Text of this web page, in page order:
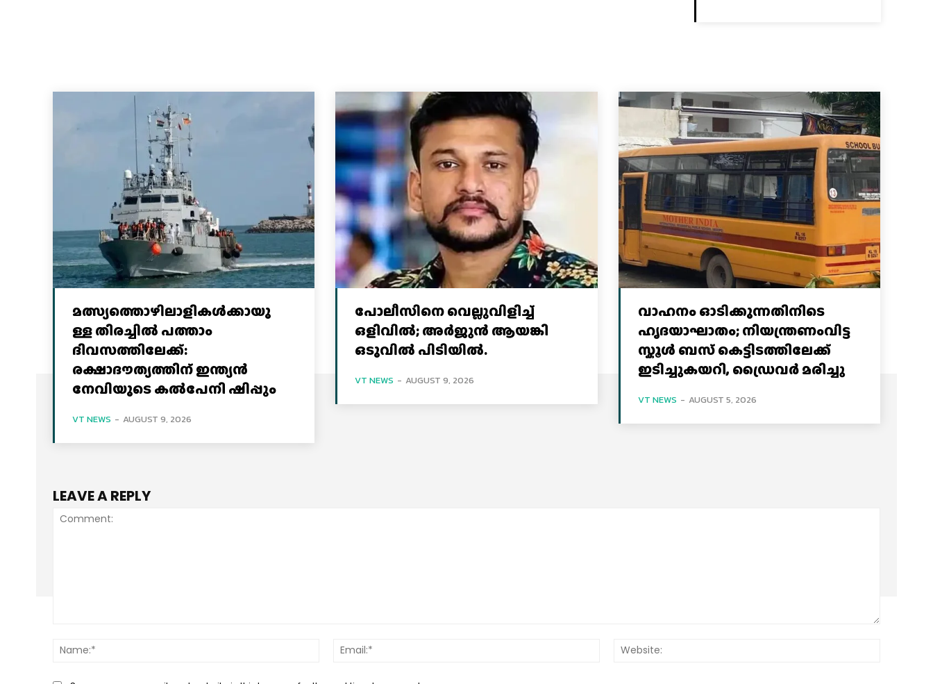
മത്സ്യത്തൊഴിലാളികള്‍ക്കായു
ള്ള തിരച്ചില്‍ പത്താം
ദിവസത്തിലേക്ക്:
രക്ഷാദൗത്യത്തിന് ഇന്ത്യൻ
നേവിയുടെ കല്‍പേനി ഷിപ്പും
VT NEWS - AUGUST 9, 2026
പോലീസിനെ വെല്ലുവിളിച്ച്‌
ഒളിവില്‍; അര്‍ജുന്‍ ആയങ്കി
ഒടുവില്‍ പിടിയില്‍.
VT NEWS - AUGUST 9, 2026
വാഹനം ഓടിക്കുന്നതിനിടെ
ഹൃദയാഘാതം; നിയന്ത്രണംവിട്ട
സ്കൂൾ ബസ് കെട്ടിടത്തിലേക്ക്
ഇടിച്ചുകയറി, ഡ്രൈവർ മരിച്ചു
VT NEWS - AUGUST 5, 2026
LEAVE A REPLY
Name:*
Email:*